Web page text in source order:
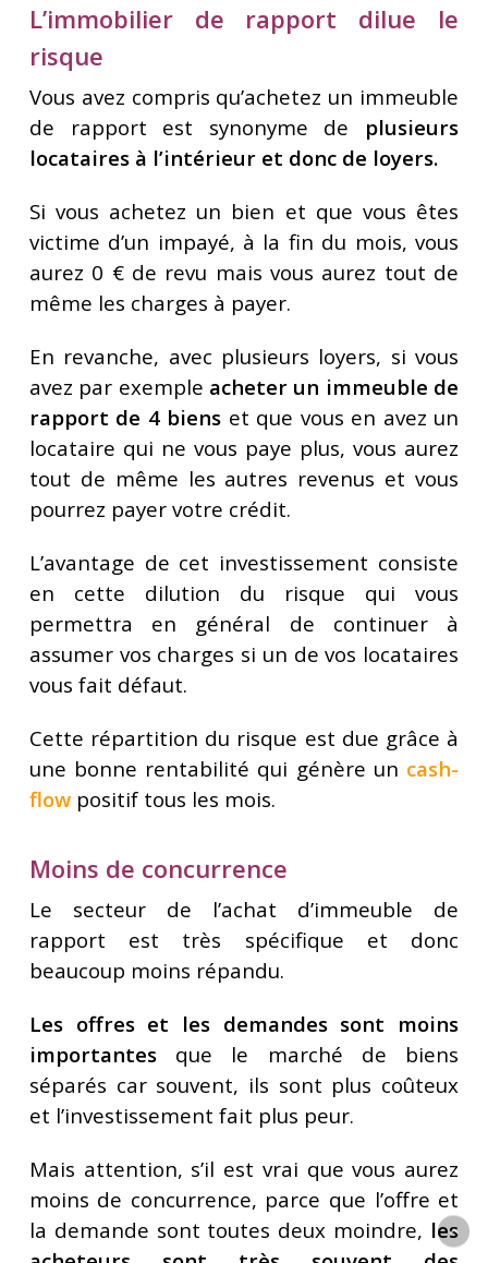
L’immobilier de rapport dilue le
risque
Vous avez compris qu’achetez un immeuble
de rapport est synonyme de plusieurs
locataires à l’intérieur et donc de loyers.
Si vous achetez un bien et que vous êtes
victime d’un impayé, à la fin du mois, vous
aurez 0 € de revu mais vous aurez tout de
même les charges à payer.
En revanche, avec plusieurs loyers, si vous
avez par exemple acheter un immeuble de
rapport de 4 biens et que vous en avez un
locataire qui ne vous paye plus, vous aurez
tout de même les autres revenus et vous
pourrez payer votre crédit.
L’avantage de cet investissement consiste
en cette dilution du risque qui vous
permettra en général de continuer à
assumer vos charges si un de vos locataires
vous fait défaut.
Cette répartition du risque est due grâce à
une bonne rentabilité qui génère un cash-
flowpositif tous les mois.
Moins de concurrence
Le secteur de l’achat d’immeuble de
rapport est très spécifique et donc
beaucoup moins répandu.
Les offres et les demandes sont moins
importantesque le marché de biens
séparés car souvent, ils sont plus coûteux
et l’investissement fait plus peur.
Mais attention, s’il est vrai que vous aurez
moins de concurrence, parce que l’offre et
la demande sont toutes deux moindre, les